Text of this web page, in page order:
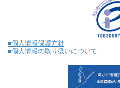
■個人情報保護方針
■個人情報の取り扱いについて